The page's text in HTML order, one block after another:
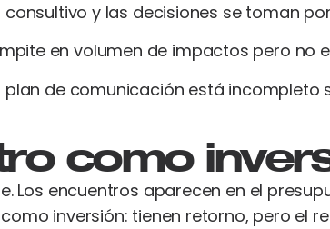
y las decisiones se toman
en volumen de impactos pero no
plan de comunicación está incompleto
como
Los encuentros aparecen en el
inversión: tienen retorno, pero el